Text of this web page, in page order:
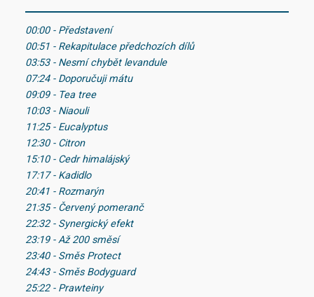
00:00 - Představení
00:51 - Rekapitulace předchozích dílů
03:53 - Nesmí chybět levandule
07:24 - Doporučuji mátu
09:09 - Tea tree
10:03 - Niaouli
11:25 - Eucalyptus
12:30 - Citron
15:10 - Cedr himalájský
17:17 - Kadidlo
20:41 - Rozmarýn
21:35 - Červený pomeranč
22:32 - Synergický efekt
23:19 - Až 200 směsí
23:40 - Směs Protect
24:43 - Směs Bodyguard
25:22 - Prawteiny